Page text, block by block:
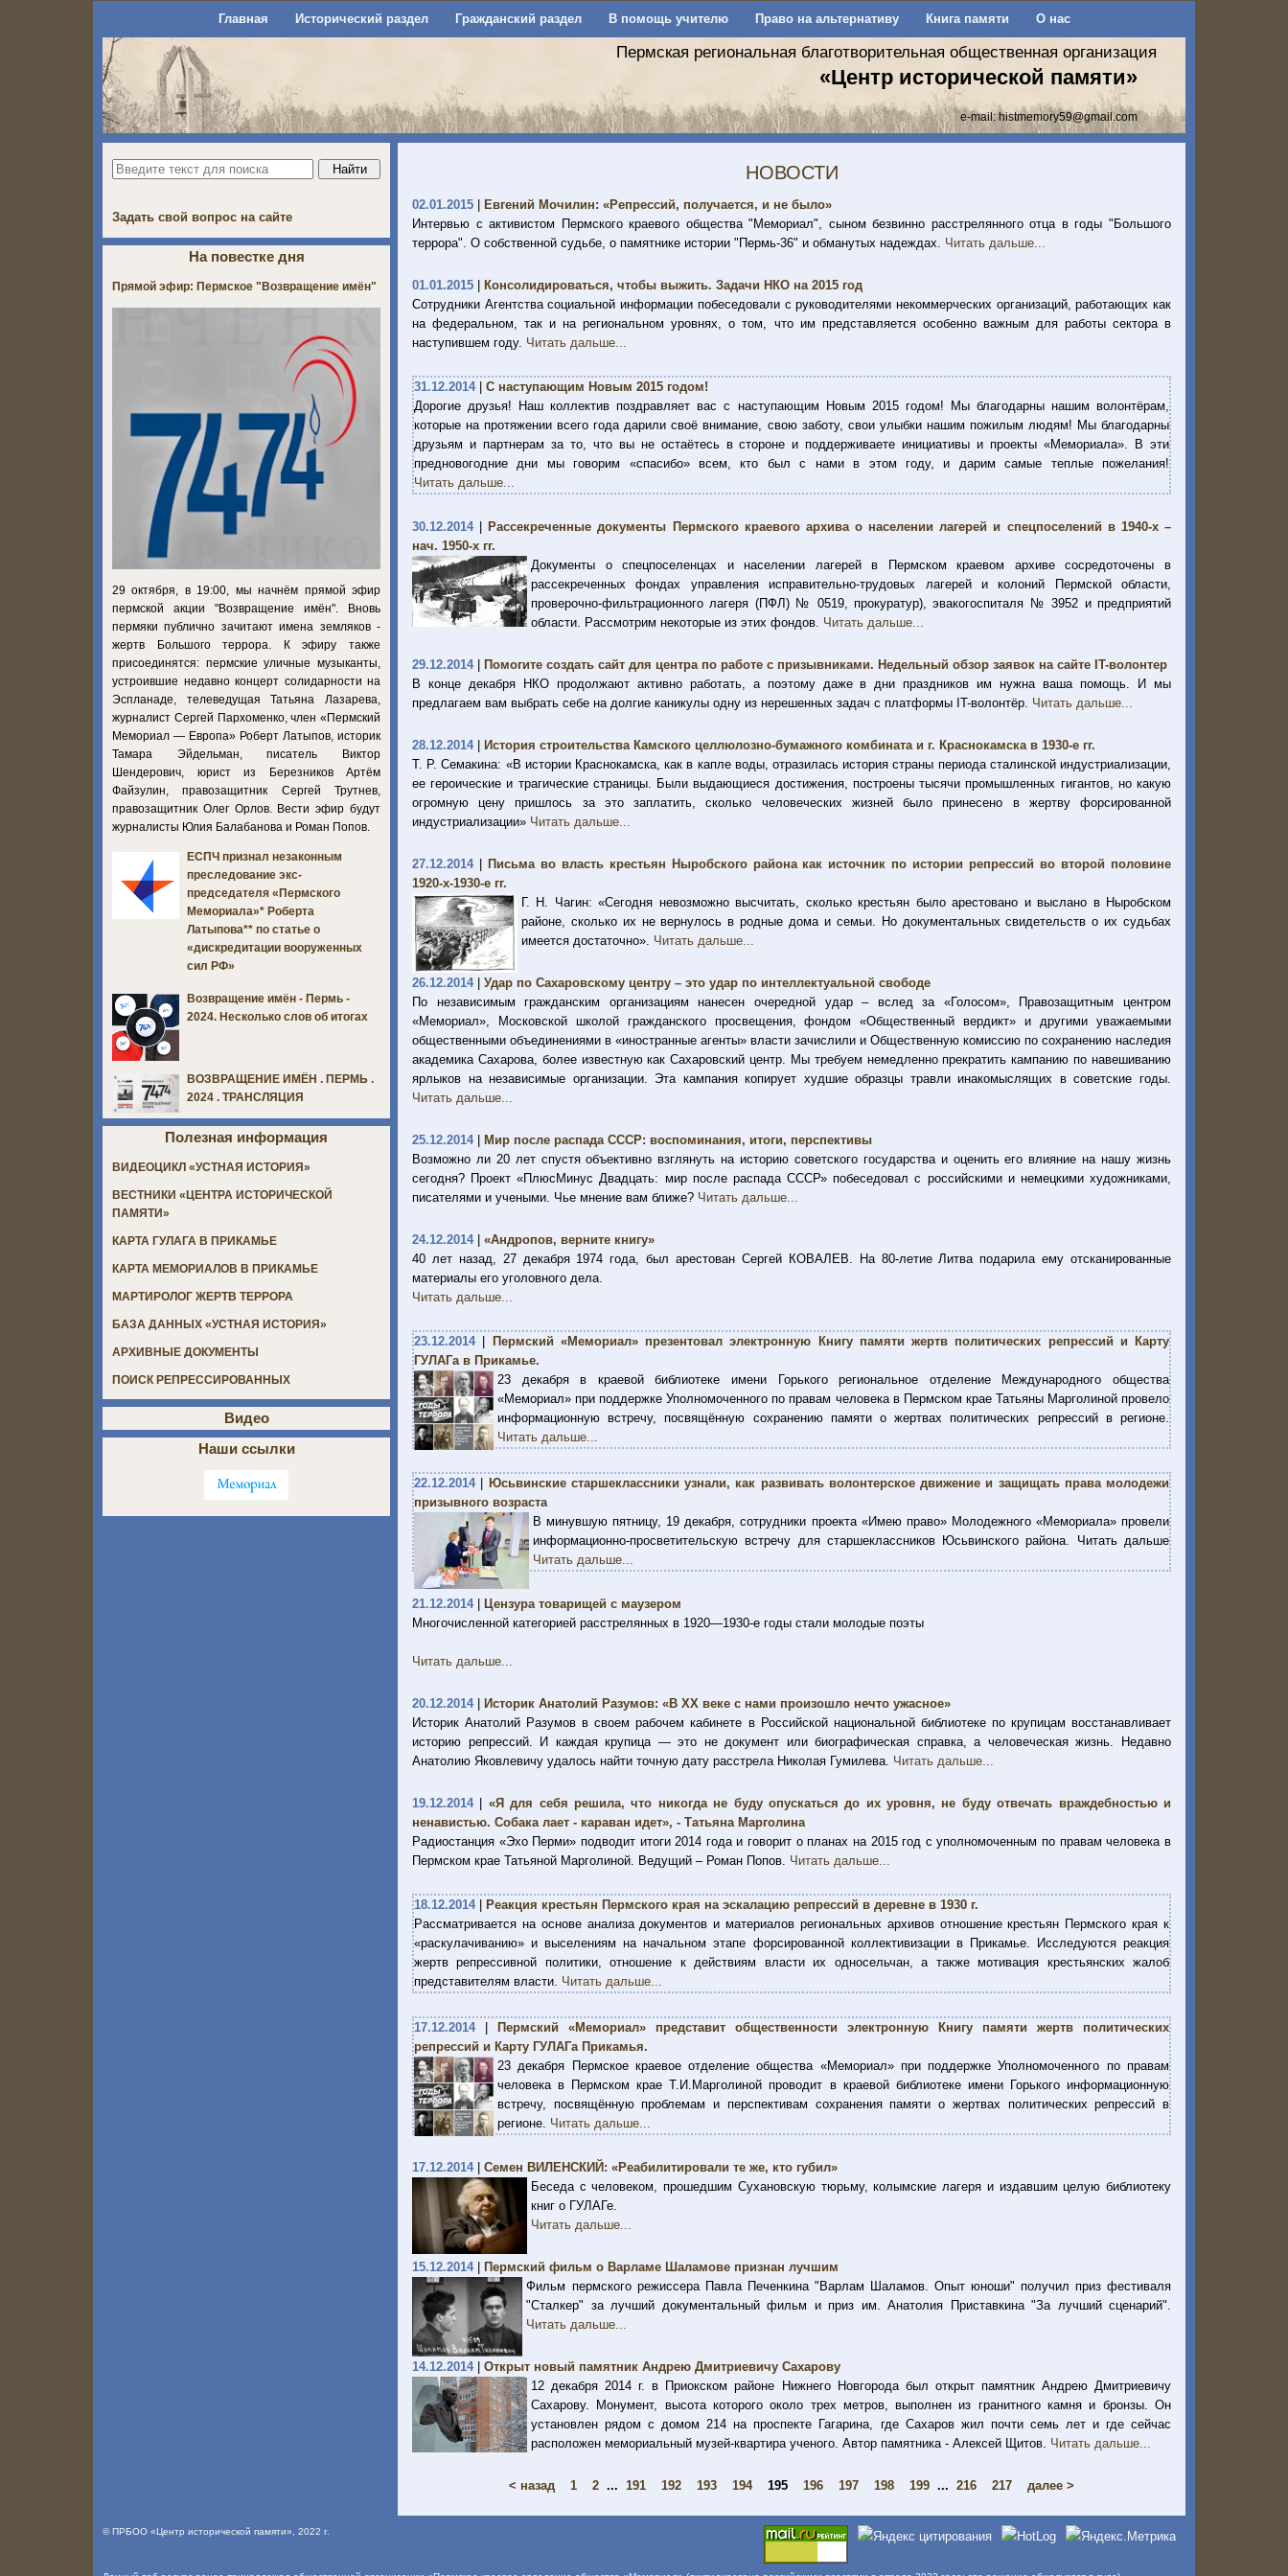
Главная Исторический раздел Гражданский раздел В помощь учителю Право на альтернативу Книга памяти О нас
Пермская региональная благотворительная общественная организация
«Центр исторической памяти»
e-mail:histmemory59@gmail.com
НОВОСТИ
02.01.2015
Евгений Мочилин: «Репрессий, получается, и не было»
Интервью с активистом Пермского краевого общества "Мемориал", сыном безвинно расстрелянного отца в годы "Большого
террора". О собственной судьбе, о памятнике истории "Пермь-36" и обманутых надеждах. Читать дальше...
01.01.2015
Консолидироваться, чтобы выжить. Задачи НКО на 2015 год
Сотрудники Агентства социальной информации побеседовали с руководителями некоммерческих организаций, работающих как
на федеральном, так и на региональном уровнях, о том, что им представляется особенно важным для работы сектора в
наступившем году. Читать дальше...
31.12.2014| С наступающим Новым 2015 годом!
Дорогие друзья! Наш коллектив поздравляет вас с наступающим Новым 2015 годом! Мы благодарны нашим волонтёрам,
которые на протяжении всего года дарили своё внимание, свою заботу, свои улыбки нашим пожилым людям! Мы благодарны
друзьям и партнерам за то, что вы не остаётесь в стороне и поддерживаете инициативы и проекты «Мемориала». В эти
предновогодние дни мы говорим «спасибо» всем, кто был с нами в этом году, и дарим самые теплые пожелания!
Читать дальше...
30.12.2014|
Рассекреченные документы Пермского краевого архива о населении лагерей и спецпоселений в 1940-х –
нач. 1950-х гг.
Документы о спецпоселенцах и населении лагерей в Пермском краевом архиве сосредоточены в
рассекреченных фондах управления исправительно-трудовых лагерей и колоний Пермской области,
проверочно-фильтрационного лагеря (ПФЛ) № 0519, прокуратур), эвакогоспиталя № 3952 и предприятий
области. Рассмотрим некоторые из этих фондов. Читать дальше...
29.12.2014|
Помогите создать сайт для центра по работе с призывниками. Недельный обзор заявок на сайте IT-волонтер
В конце декабря НКО продолжают активно работать, а поэтому даже в дни праздников им нужна ваша помощь. И мы
предлагаем вам выбрать себе на долгие каникулы одну из нерешенных задач с платформы IT-волонтёр. Читать дальше...
28.12.2014|
История строительства Камского целлюлозно-бумажного комбината и г. Краснокамска в 1930-е гг.
Т. Р. Семакина: «В истории Краснокамска, как в капле воды, отразилась история страны периода сталинской индустриализации,
ее героические и трагические страницы. Были выдающиеся достижения, построены тысячи промышленных гигантов, но какую
огромную цену пришлось за это заплатить, сколько человеческих жизней было принесено в жертву форсированной
индустриализации» Читать дальше...
27.12.2014|
Письма во власть крестьян Ныробского района как источник по истории репрессий во второй половине
1920-х-1930-е гг.
Г. Н. Чагин: «Сегодня невозможно высчитать, сколько крестьян было арестовано и выслано в Ныробском
районе, сколько их не вернулось в родные дома и семьи. Но документальных свидетельств о их судьбах
имеется достаточно». Читать дальше...
26.12.2014| Удар по Сахаровскому центру – это удар по интеллектуальной свободе
По независимым гражданским организациям нанесен очередной удар – вслед за «Голосом», Правозащитным центром
«Мемориал», Московской школой гражданского просвещения, фондом «Общественный вердикт» и другими уважаемыми
общественными объединениями в «иностранные агенты» власти зачислили и Общественную комиссию по сохранению наследия
академика Сахарова, более известную как Сахаровский центр. Мы требуем немедленно прекратить кампанию по навешиванию
ярлыков на независимые организации. Эта кампания копирует худшие образцы травли инакомыслящих в советские годы.
Читать дальше...
25.12.2014|
Мир после распада СССР: воспоминания, итоги, перспективы
Возможно ли 20 лет спустя объективно взглянуть на историю советского государства и оценить его влияние на нашу жизнь
сегодня? Проект «ПлюсМинус Двадцать: мир после распада СССР» побеседовал с российскими и немецкими художниками,
писателями и учеными. Чье мнение вам ближе? Читать дальше...
24.12.2014| «Андропов, верните книгу»
40 лет назад, 27 декабря 1974 года, был арестован Сергей КОВАЛЕВ. На 80-летие Литва подарила ему отсканированные
материалы его уголовного дела.
Читать дальше...
23.12.2014|
Пермский «Мемориал» презентовал электронную Книгу памяти жертв политических репрессий и Карту
ГУЛАГа в Прикамье.
23 декабря в краевой библиотеке имени Горького региональное отделение Международного общества
«Мемориал» при поддержке Уполномоченного по правам человека в Пермском крае Татьяны Марголиной провело
информационную встречу, посвящённую сохранению памяти о жертвах политических репрессий в регионе.
Читать дальше...
22.12.2014|
Юсьвинские старшеклассники узнали, как развивать волонтерское движение и защищать права молодежи
призывного возраста
В минувшую пятницу, 19 декабря, сотрудники проекта «Имею право» Молодежного «Мемориала» провели
информационно-просветительскую встречу для старшеклассников Юсьвинского района. Читать дальше
Читать дальше...
21.12.2014|
Цензура товарищей с маузером
Многочисленной категорией расстрелянных в 1920—1930-е годы стали молодые поэты
Читать дальше...
20.12.2014|
Историк Анатолий Разумов: «В XX веке с нами произошло нечто ужасное»
Историк Анатолий Разумов в своем рабочем кабинете в Российской национальной библиотеке по крупицам восстанавливает
историю репрессий. И каждая крупица — это не документ или биографическая справка, а человеческая жизнь. Недавно
Анатолию Яковлевичу удалось найти точную дату расстрела Николая Гумилева. Читать дальше...
19.12.2014| «Я для себя решила, что никогда не буду опускаться до их уровня, не буду отвечать враждебностью и
ненавистью. Собака лает - караван идет», - Татьяна Марголина
Радиостанция «Эхо Перми» подводит итоги 2014 года и говорит о планах на 2015 год с уполномоченным по правам человека в
Пермском крае Татьяной Марголиной. Ведущий – Роман Попов. Читать дальше...
18.12.2014|
Реакция крестьян Пермского края на эскалацию репрессий в деревне в 1930 г.
Рассматривается на основе анализа документов и материалов региональных архивов отношение крестьян Пермского края к
«раскулачиванию» и выселениям на начальном этапе форсированной коллективизации в Прикамье. Исследуются реакция
жертв репрессивной политики, отношение к действиям власти их односельчан, а также мотивация крестьянских жалоб
представителям власти. Читать дальше...
17.12.2014|
Пермский «Мемориал» представит общественности электронную Книгу памяти жертв политических
репрессий и Карту ГУЛАГа Прикамья.
23 декабря Пермское краевое отделение общества «Мемориал» при поддержке Уполномоченного по правам
человека в Пермском крае Т.И.Марголиной проводит в краевой библиотеке имени Горького информационную
встречу, посвящённую проблемам и перспективам сохранения памяти о жертвах политических репрессий в
регионе. Читать дальше...
17.12.2014| Семен ВИЛЕНСКИЙ: «Реабилитировали те же, кто губил»
Беседа с человеком, прошедшим Сухановскую тюрьму, колымские лагеря и издавшим целую библиотеку
книг о ГУЛАГе.
Читать дальше...
15.12.2014|
Пермский фильм о Варламе Шаламове признан лучшим
Фильм пермского режиссера Павла Печенкина "Варлам Шаламов. Опыт юноши" получил приз фестиваля
"Сталкер" за лучший документальный фильм и приз им. Анатолия Приставкина "За лучший сценарий".
Читать дальше...
14.12.2014| Открыт новый памятник Андрею Дмитриевичу Сахарову
12 декабря 2014 г. в Приокском районе Нижнего Новгорода был открыт памятник Андрею Дмитриевичу
Сахарову. Монумент, высота которого около трех метров, выполнен из гранитного камня и бронзы. Он
установлен рядом с домом 214 на проспекте Гагарина, где Сахаров жил почти семь лет и где сейчас
расположен мемориальный музей-квартира ученого. Автор памятника - Алексей Щитов. Читать дальше...
< назад 1 2 ... 191 192 193 194 195 196 197 198 199 ... 216 217 далее >
Задать свой вопрос на сайте
На повестке дня
Прямой эфир: Пермское "Возвращение имён"
29 октября, в 19:00, мы начнём прямой эфир
пермской акции "Возвращение имён". Вновь
пермяки публично зачитают имена земляков -
жертв Большого террора. К эфиру также
присоединятся: пермские уличные музыканты,
устроившие недавно концерт солидарности на
Эспланаде, телеведущая Татьяна Лазарева,
журналист Сергей Пархоменко, член «Пермский
Мемориал — Европа» Роберт Латыпов, историк
Тамара Эйдельман, писатель Виктор
Шендерович, юрист из Березников Артём
Файзулин, правозащитник Сергей Трутнев,
правозащитник Олег Орлов. Вести эфир будут
журналисты Юлия Балабанова и Роман Попов.
ЕСПЧ признал незаконным
преследование экс-
председателя «Пермского
Мемориала»* Роберта
Латыпова** по статье о
«дискредитации вооруженных
сил РФ»
Возвращение имён - Пермь -
2024. Несколько слов об итогах
ВОЗВРАЩЕНИЕ ИМЁН . ПЕРМЬ .
2024 . ТРАНСЛЯЦИЯ
Полезная информация
ВИДЕОЦИКЛ «УСТНАЯ ИСТОРИЯ»
ВЕСТНИКИ «ЦЕНТРА ИСТОРИЧЕСКОЙ
ПАМЯТИ»
КАРТА ГУЛАГА В ПРИКАМЬЕ
КАРТА МЕМОРИАЛОВ В ПРИКАМЬЕ
МАРТИРОЛОГ ЖЕРТВ ТЕРРОРА
БАЗА ДАННЫХ «УСТНАЯ ИСТОРИЯ»
АРХИВНЫЕ ДОКУМЕНТЫ
ПОИСК РЕПРЕССИРОВАННЫХ
Видео
Наши ссылки
©ПРБОО «Центр исторической памяти» , 2022 г.